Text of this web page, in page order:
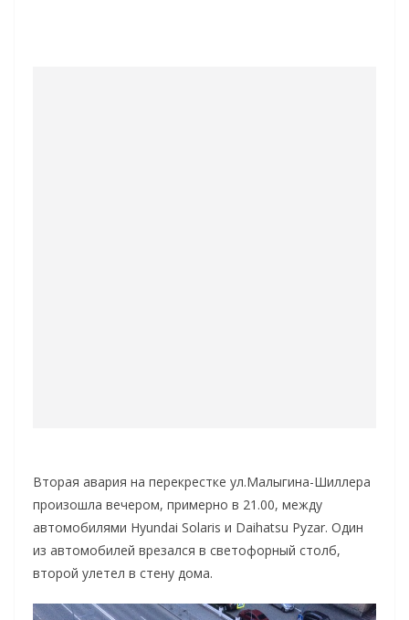
Вторая авария на перекрестке ул.Малыгина-Шиллера
произошла вечером, примерно в 21.00, между
автомобилями Hyundai Solaris и Daihatsu Pyzar. Один
из автомобилей врезался в светофорный столб,
второй улетел в стену дома.